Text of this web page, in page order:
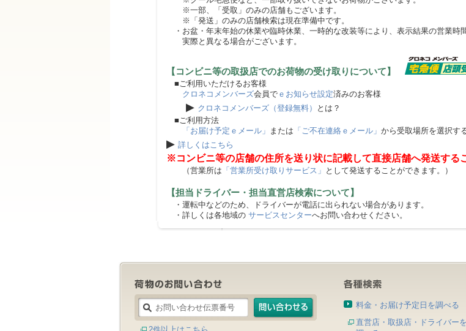
※一部、「受取」のみの店舗もございます。
※「発送」のみの店舗検索は現在準備中です。
・お盆・年末年始の休業や臨時休業、一時的な改装等により、表示結果の営業時
実際と異なる場合がございます。
【コンビニ等の取扱店でのお荷物の受け取りについて】
■ご利用いただけるお客様
クロネコメンバーズ会員で ｅお知らせ設定済みのお客様
▶ クロネコメンバーズ（登録無料）
とは？
■ご利用方法
「お届け予定ｅメール」 または 「ご不在連絡ｅメール」 から受取場所を選択す
▶ 詳しくはこちら
※コンビニ等の店舗の住所を送り状に記載して直接店舗へ発送する
（営業所は 「営業所受け取りサービス」 として発送することができます。）
【担当ドライバー・担当直営店検索について】
・運転中などのため、ドライバーが電話に出られない場合があります。
・詳しくは各地域の サービスセンターへお問い合わせください。
料金・お届け予定日を調べる
直営店・取扱店・ドライバーを